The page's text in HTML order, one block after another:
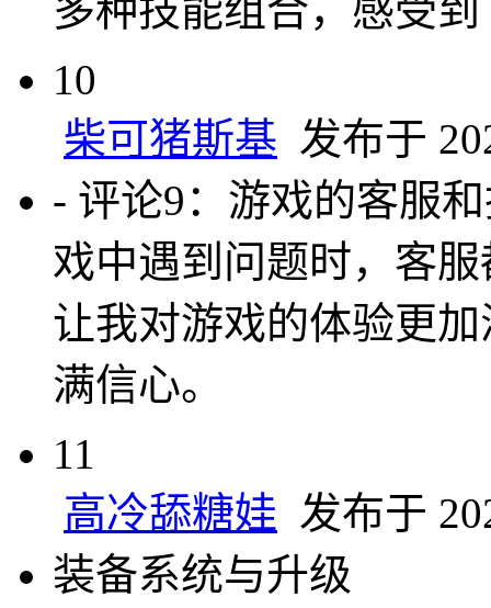
多种技能组合，感受
10
柴可猪斯基 发布于
- 评论9：游戏的客服
戏中遇到问题时，客
让我对游戏的体验更
满信心。
11
高冷舔糖娃 发布于
装备系统与升级